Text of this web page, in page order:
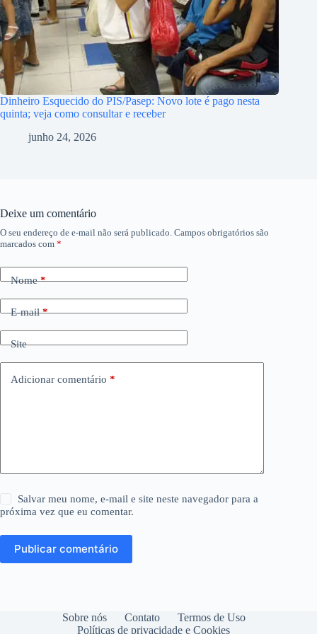
Dinheiro Esquecido do PIS/Pasep: Novo lote é pago nesta
quinta; veja como consultar e receber
junho 24, 2026
Deixe um comentário
O seu endereço de e-mail não será publicado. Campos obrigatórios são
marcados com *
Nome*
E-mail*
Site
Adicionar comentário *
Salvar meu nome, e-mail e site neste navegador para a
próxima vez que eu comentar.
Publicar comentário
Sobre nós Contato
Termos de Uso
Políticas de privacidade e Cookies